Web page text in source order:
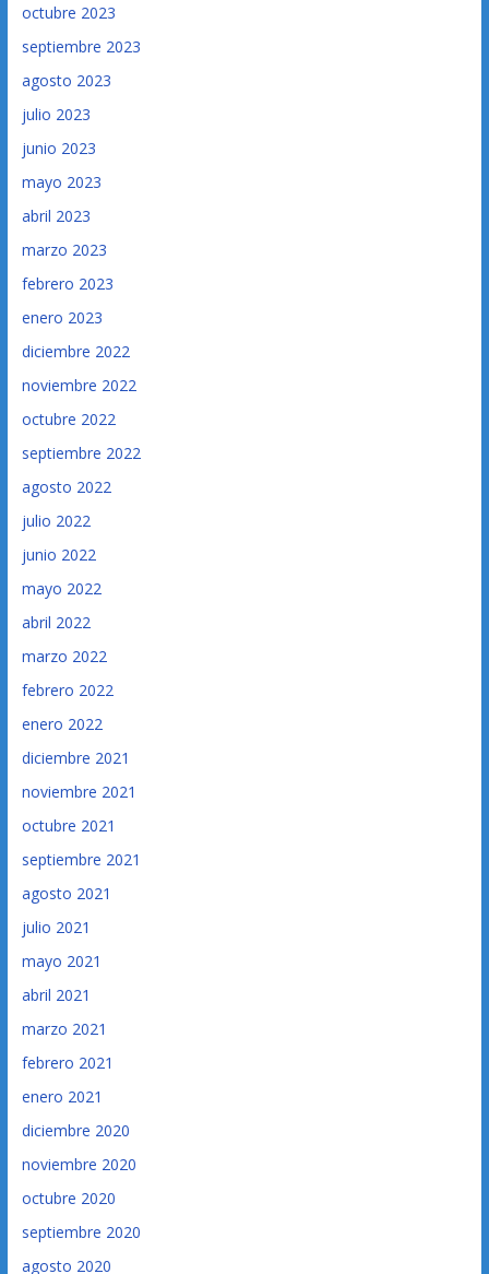
octubre 2023
septiembre 2023
agosto 2023
julio 2023
junio 2023
mayo 2023
abril 2023
marzo 2023
febrero 2023
enero 2023
diciembre 2022
noviembre 2022
octubre 2022
septiembre 2022
agosto 2022
julio 2022
junio 2022
mayo 2022
abril 2022
marzo 2022
febrero 2022
enero 2022
diciembre 2021
noviembre 2021
octubre 2021
septiembre 2021
agosto 2021
julio 2021
mayo 2021
abril 2021
marzo 2021
febrero 2021
enero 2021
diciembre 2020
noviembre 2020
octubre 2020
septiembre 2020
agosto 2020